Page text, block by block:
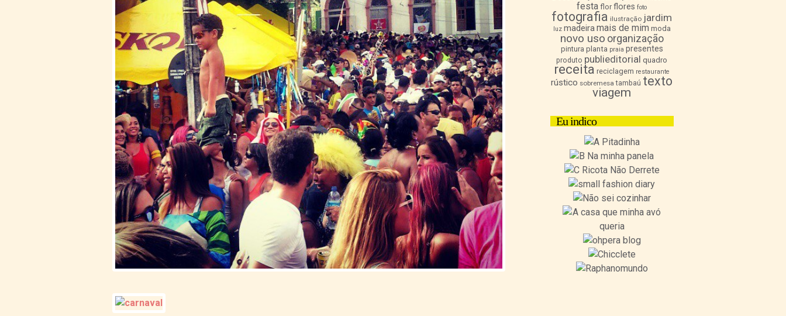
festa flor flores foto
fotografia ilustração jardim
luz madeiramais de mim moda
novo uso organização
pintura planta praia presentes
produto publieditorial quadro
receita reciclagem restaurante
rústico sobremesa tambaú texto
viagem
Eu indico